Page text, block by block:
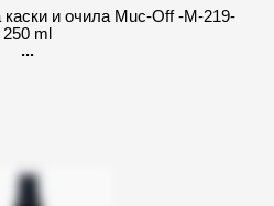
и очила Muc-Off -M-219-
250 ml